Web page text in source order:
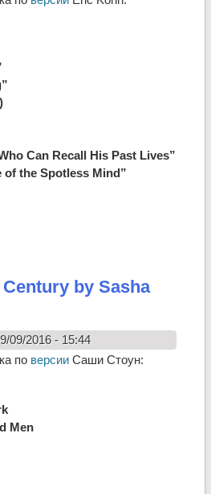
Can Recall His Past Lives”
of the Spotless Mind”
by Sasha
09/2016 - 15:44
по версииСаши Стоун:
Men